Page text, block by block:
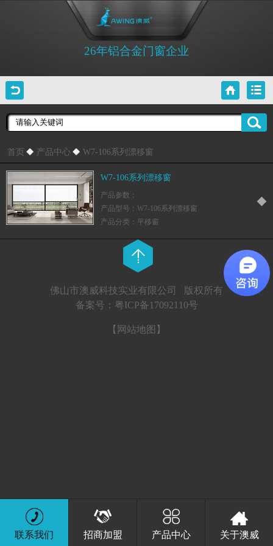
26年铝合金门窗企业
首页 产品中心 W7-106系列漂移窗
W7-106系列漂移窗
产品参数：
产品型号：W7-106系列漂移窗
产品分类：平移窗
啡、碳晶石
产品简介：
2：标配“欧派克”配件、可选“美狮隆”配件
3：标配5mm+20A+5mm双层钢化玻璃，一体
4: 开启方式：平移、内开内倒
佛山市澳威科技实业有限公司 版权所有
备案号：粤ICP备17092110号
【网站地图】
联系我们 招商加盟 产品中心 关于澳威